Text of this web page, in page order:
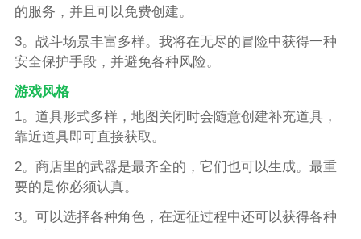
的服务，并且可以免费创建。
3。战斗场景丰富多样。我将在无尽的冒险中获得一种
安全保护手段，并避免各种风险。
游戏风格
1。道具形式多样，地图关闭时会随意创建补充道具，
靠近道具即可直接获取。
2。商店里的武器是最齐全的，它们也可以生成。最重
要的是你必须认真。
3。可以选择各种角色，在远征过程中还可以获得各种